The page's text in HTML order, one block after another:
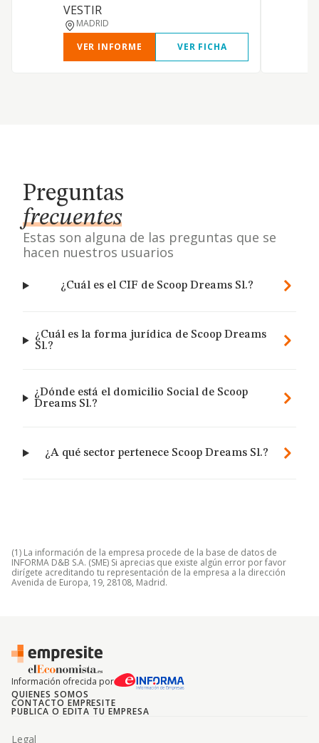
VESTIR
MADRID
VER INFORME
VER FICHA
Preguntas
frecuentes
Estas son alguna de las preguntas que se
hacen nuestros usuarios
¿Cuál es el CIF de Scoop Dreams Sl.?
¿Cuál es la forma jurídica de Scoop Dreams
Sl.?
¿Dónde está el domicilio Social de Scoop
Dreams Sl.?
¿A qué sector pertenece Scoop Dreams Sl.?
(1) La información de la empresa procede de la base de datos de
INFORMA D&B S.A. (SME) Si aprecias que existe algún error por favor
dirígete acreditando tu representación de la empresa a la dirección
Avenida de Europa, 19, 28108, Madrid.
Información ofrecida por
QUIENES SOMOS
CONTACTO EMPRESITE
PUBLICA O EDITA TU EMPRESA
Legal